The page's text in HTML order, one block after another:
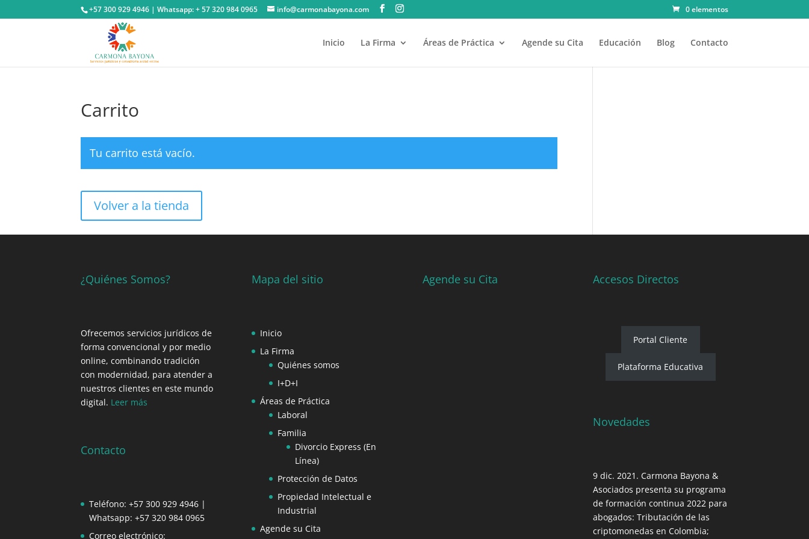
+57 300 929 4946 | Whatsapp: + 57 320 984 0965 info@carmonabayona.com 0 elementos
Inicio La Firma Áreas de Práctica Agende su Cita Educación Blog Contacto
Carrito
Tu carrito está vacío.
Volver a la tienda
¿Quiénes Somos?
Ofrecemos servicios jurídicos de
forma convencional y por medio
online, combinando tradición
con modernidad, para atender a
nuestros clientes en este mundo
digital. Leer más
Contacto
Teléfono: +57 300 929 4946 |
Whatsapp: +57 320 984 0965
Correo electrónico:
Mapa del sitio
Inicio
La Firma
Quiénes somos
I+D+I
Áreas de Práctica
Laboral
Familia
Divorcio Express (En
Línea)
Protección de Datos
Propiedad Intelectual e
Industrial
Agende su Cita
Agende su Cita Accesos Directos
Portal Cliente
Plataforma Educativa
Novedades
9 dic. 2021. Carmona Bayona &
Asociados presenta su programa
de formación continua 2022 para
abogados: Tributación de las
criptomonedas en Colombia;